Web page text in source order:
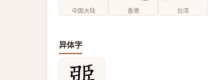
中国大陆 香港 台湾
异体字